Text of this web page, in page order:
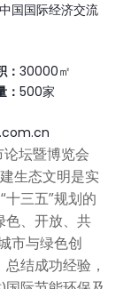
国国际经济交流
： 30000㎡
： 500家
坛暨博览会
生态文明是实
十三五”规划的
色、开放、共
市与绿色创
结成功经验，